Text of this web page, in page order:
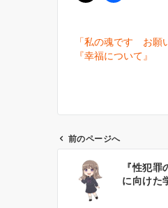
「私の魂です お願
『幸福について』
前のページへ
『性犯
に向けた